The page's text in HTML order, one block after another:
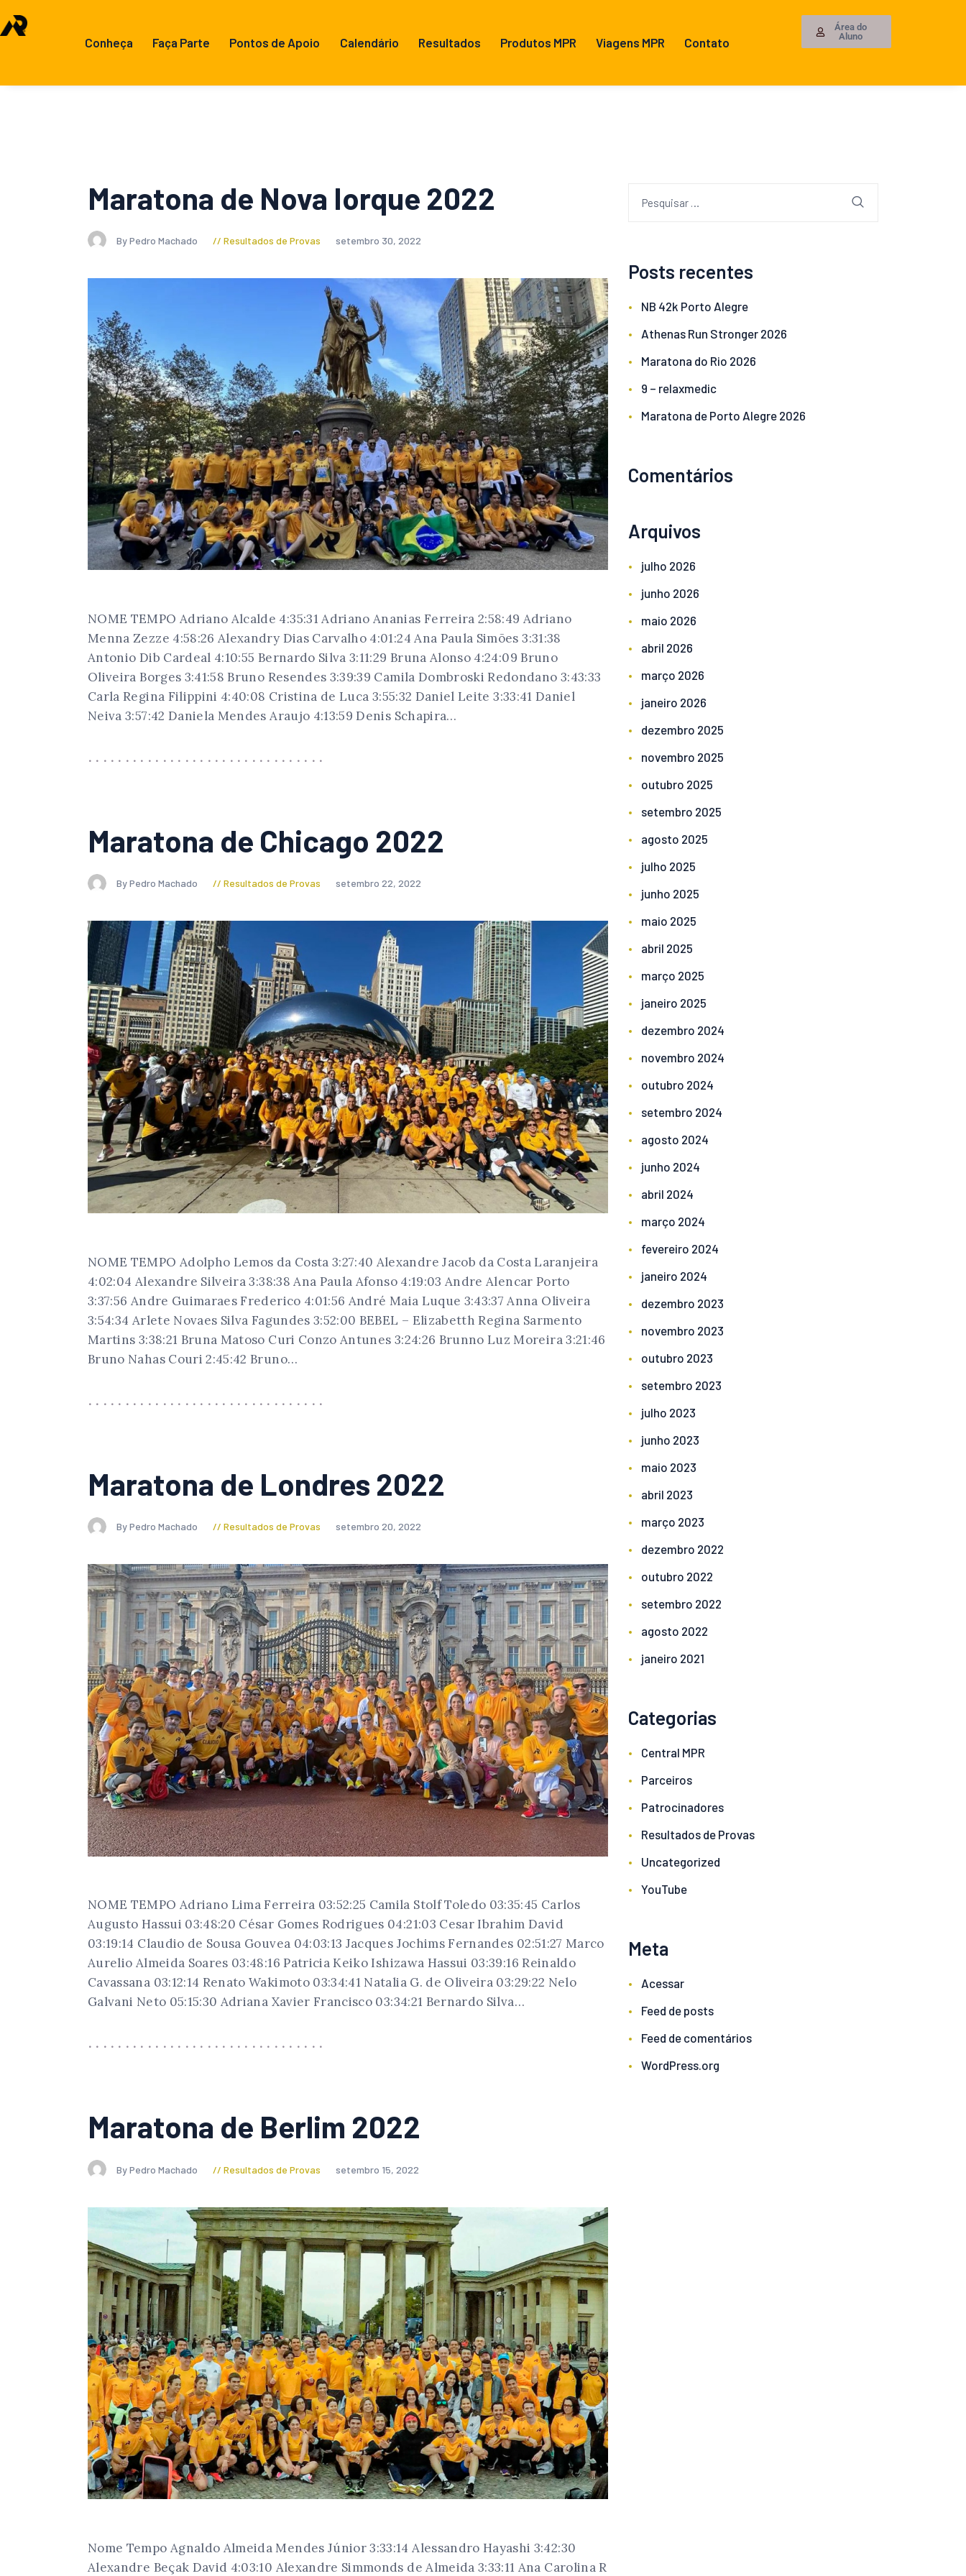
Conheça Faça Parte Pontos de Apoio Calendário Resultados Produtos MPR Viagens MPR Contato
Área do
Aluno
Maratona de Nova Iorque 2022
By Pedro Machado Resultados de Provas setembro 30, 2022
NOME TEMPO Adriano Alcalde 4:35:31 Adriano Ananias Ferreira 2:58:49 Adriano
Menna Zezze 4:58:26 Alexandry Dias Carvalho 4:01:24 Ana Paula Simões 3:31:38
Antonio Dib Cardeal 4:10:55 Bernardo Silva 3:11:29 Bruna Alonso 4:24:09 Bruno
Oliveira Borges 3:41:58 Bruno Resendes 3:39:39 Camila Dombroski Redondano 3:43:33
Carla Regina Filippini 4:40:08 Cristina de Luca 3:55:32 Daniel Leite 3:33:41 Daniel
Neiva 3:57:42 Daniela Mendes Araujo 4:13:59 Denis Schapira…
Maratona de Chicago 2022
By Pedro Machado Resultados de Provas setembro 22, 2022
NOME TEMPO Adolpho Lemos da Costa 3:27:40 Alexandre Jacob da Costa Laranjeira
4:02:04 Alexandre Silveira 3:38:38 Ana Paula Afonso 4:19:03 Andre Alencar Porto
3:37:56 Andre Guimaraes Frederico 4:01:56 André Maia Luque 3:43:37 Anna Oliveira
3:54:34 Arlete Novaes Silva Fagundes 3:52:00 BEBEL – Elizabetth Regina Sarmento
Martins 3:38:21 Bruna Matoso Curi Conzo Antunes 3:24:26 Brunno Luz Moreira 3:21:46
Bruno Nahas Couri 2:45:42 Bruno…
Maratona de Londres 2022
By Pedro Machado Resultados de Provas setembro 20, 2022
NOME TEMPO Adriano Lima Ferreira 03:52:25 Camila Stolf Toledo 03:35:45 Carlos
Augusto Hassui 03:48:20 César Gomes Rodrigues 04:21:03 Cesar Ibrahim David
03:19:14 Claudio de Sousa Gouvea 04:03:13 Jacques Jochims Fernandes 02:51:27 Marco
Aurelio Almeida Soares 03:48:16 Patricia Keiko Ishizawa Hassui 03:39:16 Reinaldo
Cavassana 03:12:14 Renato Wakimoto 03:34:41 Natalia G. de Oliveira 03:29:22 Nelo
Galvani Neto 05:15:30 Adriana Xavier Francisco 03:34:21 Bernardo Silva…
Maratona de Berlim 2022
By Pedro Machado Resultados de Provas setembro 15, 2022
Nome Tempo Agnaldo Almeida Mendes Júnior 3:33:14 Alessandro Hayashi 3:42:30
Alexandre Beçak David 4:03:10 Alexandre Simmonds de Almeida 3:33:11 Ana Carolina R
Posts recentes
NB 42k Porto Alegre
Athenas Run Stronger 2026
Maratona do Rio 2026
9 – relaxmedic
Maratona de Porto Alegre 2026
Comentários
Arquivos
julho 2026
junho 2026
maio 2026
abril 2026
março 2026
janeiro 2026
dezembro 2025
novembro 2025
outubro 2025
setembro 2025
agosto 2025
julho 2025
junho 2025
maio 2025
abril 2025
março 2025
janeiro 2025
dezembro 2024
novembro 2024
outubro 2024
setembro 2024
agosto 2024
junho 2024
abril 2024
março 2024
fevereiro 2024
janeiro 2024
dezembro 2023
novembro 2023
outubro 2023
setembro 2023
julho 2023
junho 2023
maio 2023
abril 2023
março 2023
dezembro 2022
outubro 2022
setembro 2022
agosto 2022
janeiro 2021
Categorias
Central MPR
Parceiros
Patrocinadores
Resultados de Provas
Uncategorized
YouTube
Meta
Acessar
Feed de posts
Feed de comentários
WordPress.org